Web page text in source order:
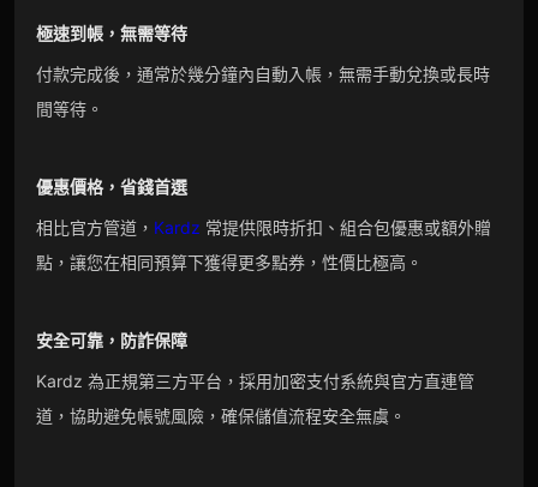
極速到帳，無需等待
付款完成後，通常於幾分鐘內自動入帳，無需手動兌換或長時
間等待。
優惠價格，省錢首選
相比官方管道， Kardz 常提供限時折扣、組合包優惠或額外贈
點，讓您在相同預算下獲得更多點券，性價比極高。
安全可靠，防詐保障
Kardz 為正規第三方平台，採用加密支付系統與官方直連管
道，協助避免帳號風險，確保儲值流程安全無虞。